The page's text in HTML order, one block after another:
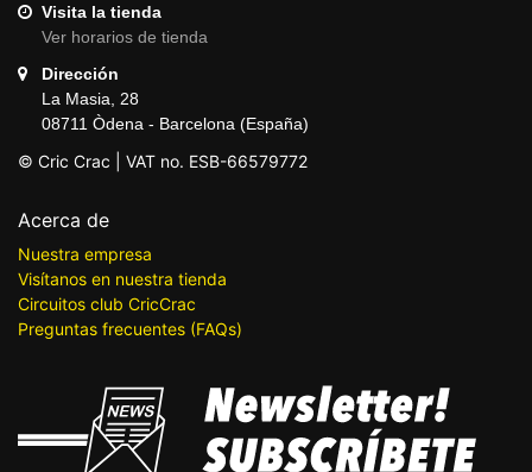
Visita la tienda
Ver horarios de tienda
Dirección
La Masia, 28
08711 Òdena - Barcelona (España)
© Cric Crac | VAT no. ESB-66579772
Acerca de
Nuestra empresa
Visítanos en nuestra tienda
Circuitos club CricCrac
Preguntas frecuentes (FAQs)